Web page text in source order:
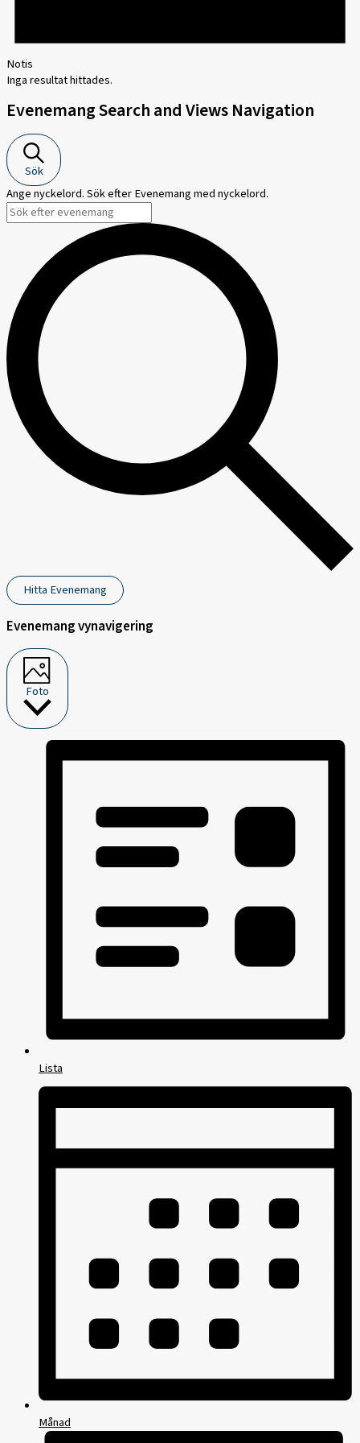
Notis
Inga resultat hittades.
Evenemang Search and Views Navigation
Sök
Ange nyckelord. Sök efter Evenemang med nyckelord.
Hitta Evenemang
Evenemang vynavigering
Foto
Lista
Månad